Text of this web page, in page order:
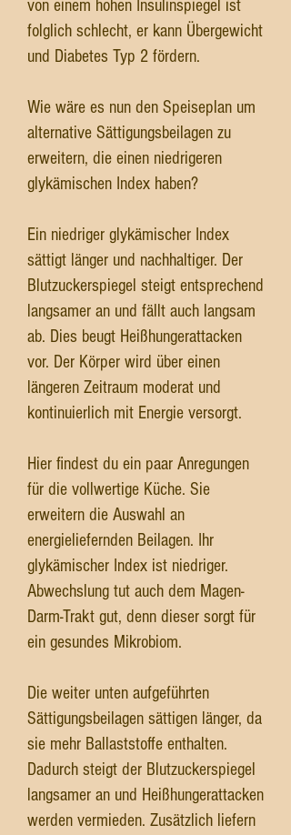
von einem hohen Insulinspiegel ist
folglich schlecht, er kann Übergewicht
und Diabetes Typ 2 fördern.
Wie wäre es nun den Speiseplan um
alternative Sättigungsbeilagen zu
erweitern, die einen niedrigeren
glykämischen Index haben?
Ein niedriger glykämischer Index
sättigt länger und nachhaltiger. Der
Blutzuckerspiegel steigt entsprechend
langsamer an und fällt auch langsam
ab. Dies beugt Heißhungerattacken
vor. Der Körper wird über einen
längeren Zeitraum moderat und
kontinuierlich mit Energie versorgt.
Hier findest du ein paar Anregungen
für die vollwertige Küche. Sie
erweitern die Auswahl an
energieliefernden Beilagen. Ihr
glykämischer Index ist niedriger.
Abwechslung tut auch dem Magen-
Darm-Trakt gut, denn dieser sorgt für
ein gesundes Mikrobiom.
Die weiter unten aufgeführten
Sättigungsbeilagen sättigen länger, da
sie mehr Ballaststoffe enthalten.
Dadurch steigt der Blutzuckerspiegel
langsamer an und Heißhungerattacken
werden vermieden. Zusätzlich liefern